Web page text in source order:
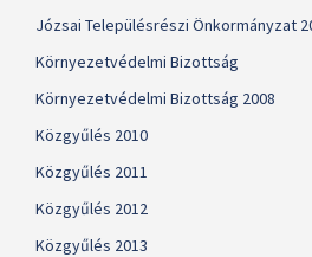
Józsai Településrészi Önkormányzat
Környezetvédelmi Bizottság
Környezetvédelmi Bizottság 2008
Közgyűlés 2010
Közgyűlés 2011
Közgyűlés 2012
Közgyűlés 2013